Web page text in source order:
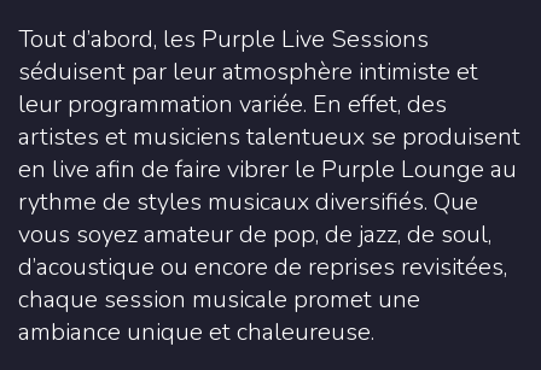
Tout d’abord, les Purple Live Sessions
séduisent par leur atmosphère intimiste et
leur programmation variée. En effet, des
artistes et musiciens talentueux se produisent
en live afin de faire vibrer le Purple Lounge au
rythme de styles musicaux diversifiés. Que
vous soyez amateur de pop, de jazz, de soul,
d’acoustique ou encore de reprises revisitées,
chaque session musicale promet une
ambiance unique et chaleureuse.